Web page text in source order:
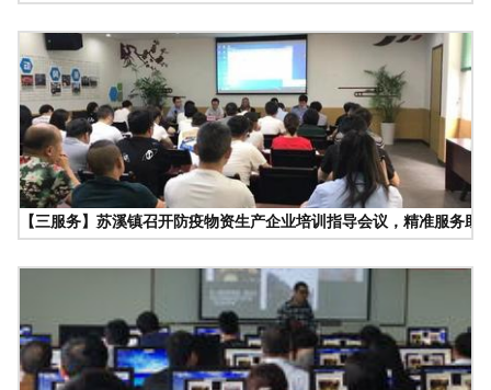
【三服务】苏溪镇召开防疫物资生产企业培训指导会议，精准服务助